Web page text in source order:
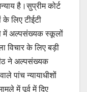
है।सुप्रीम कोर्ट
लिए टीईटी
में अल्पसंख्यक स्कूलों
विचार के लिए बड़ी
ने अल्पसंख्यक
पांच न्यायाधीशों
में पूर्व में दिए